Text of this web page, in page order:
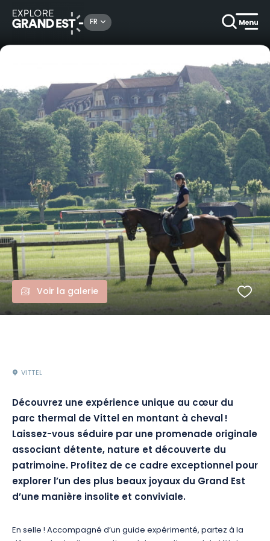
FR
Nature Découverte du parc thermal à cheval
Voir la galerie
VITTEL
Découvrez une expérience unique au cœur du
parc thermal de Vittel en montant à cheval !
Laissez-vous séduire par une promenade originale
associant détente, nature et découverte du
patrimoine. Profitez de ce cadre exceptionnel pour
explorer l’un des plus beaux joyaux du Grand Est
d’une manière insolite et conviviale.
En selle ! Accompagné d’un guide expérimenté, partez à la